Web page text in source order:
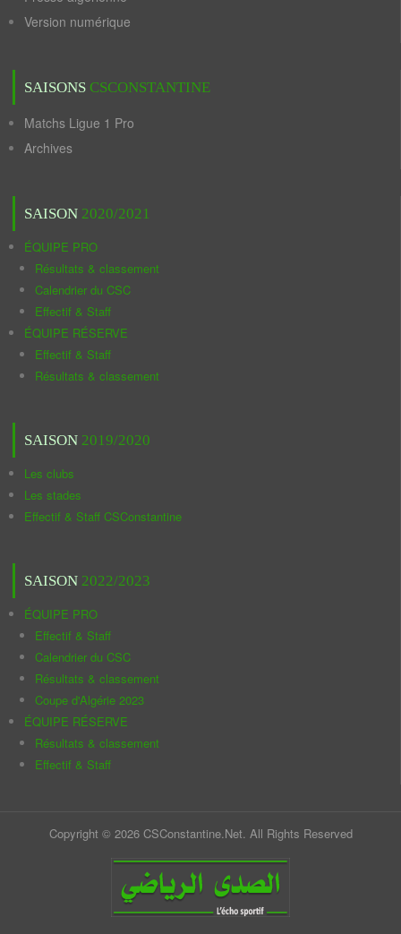
Version numérique
SAISONS CSCONSTANTINE
Matchs Ligue 1 Pro
Archives
SAISON 2020/2021
ÉQUIPE PRO
Résultats & classement
Calendrier du CSC
Effectif & Staff
ÉQUIPE RÉSERVE
Effectif & Staff
Résultats & classement
SAISON 2019/2020
Les clubs
Les stades
Effectif & Staff CSConstantine
SAISON 2022/2023
ÉQUIPE PRO
Effectif & Staff
Calendrier du CSC
Résultats & classement
Coupe d'Algérie 2023
ÉQUIPE RÉSERVE
Résultats & classement
Effectif & Staff
Copyright © 2026 CSConstantine.Net. All Rights Reserved